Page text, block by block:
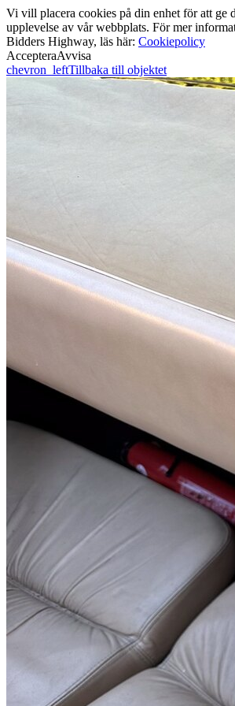
Vi vill placera cookies på din enhet för att ge
upplevelse av vår webbplats. För mer
Bidders Highway, läs här: Cookiepolicy
AccepteraAvvisa
chevron_leftTillbaka till objektet